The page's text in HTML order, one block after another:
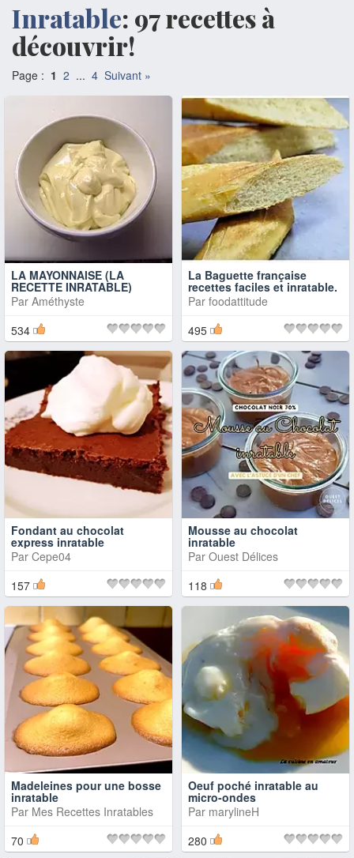
Inratable: 97 recettes à
découvrir!
Page : 1 2 ... 4 Suivant »
LA MAYONNAISE (LA
RECETTE INRATABLE)
Par Améthyste
534
La Baguette française
recettes faciles et inratable.
Par foodattitude
495
Fondant au chocolat
express inratable
Par Cepe04
157
Mousse au chocolat
inratable
Par Ouest Délices
118
Madeleines pour une bosse
inratable
Par Mes Recettes Inratables
70
Oeuf poché inratable au
micro-ondes
Par marylineH
280